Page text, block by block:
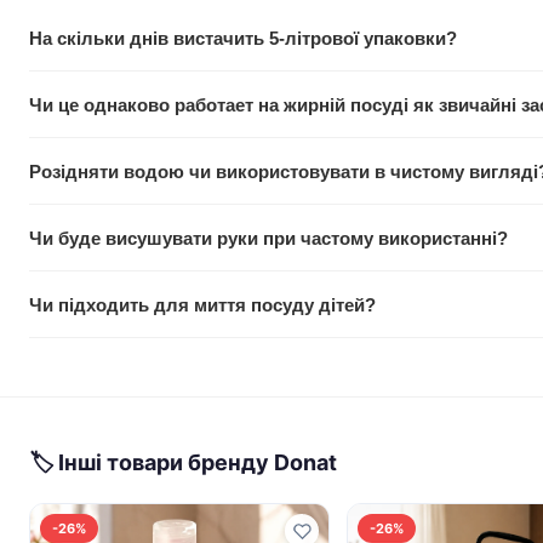
На скільки днів вистачить 5-літрової упаковки?
щоденного миття. Для офісу або закладу харчування із
Чи це однаково работает на жирній посуді як звичайні
Залишайте посуд на 5-10 хвилин у мильній воді для
Розідняти водою чи використовувати в чистому
жирного посуду концентрацію можна збільшити.
Чи буде висушувати руки при частому використанні?
цей продукт не повинен викликати відчуття сухості навіть
Чи підходить для миття посуду дітей?
🏷 Інші товари бренду Donat
-26% -26%